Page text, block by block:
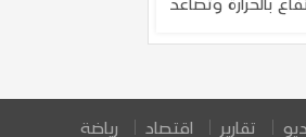
تقارير اقتصاد رياضة